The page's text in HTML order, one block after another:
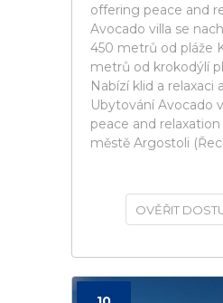
offering peace and
Avocado villa se
450 metrů od pláže
metrů od krokodýlí
Nabízí klid a relaxaci
Ubytování Avocado
peace and
městě Argostoli
OVĚŘIT